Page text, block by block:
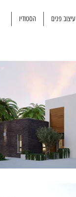
הסטודיו עיצוב פנים